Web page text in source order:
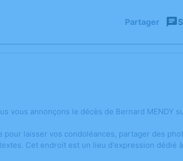
Partager
vous annonçons le décès de Bernard MENDY
laisser vos condoléances, partager des
Cet endroit est un lieu d'expression dédié